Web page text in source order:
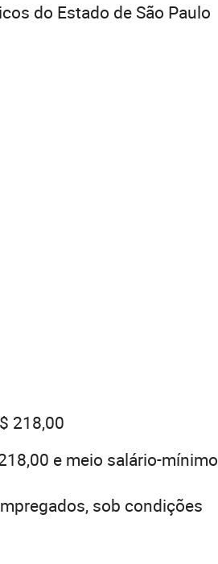
do Estado de São Paulo
218,00
e meio salário-mínimo
sob condições